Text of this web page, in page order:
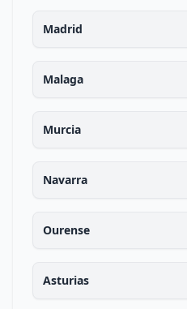
Madrid
Malaga
Murcia
Navarra
Ourense
Asturias